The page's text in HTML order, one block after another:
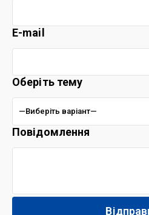
E-mail
Оберіть тему
Повідомлення